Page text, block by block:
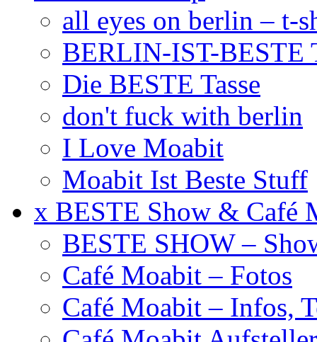
all eyes on berlin – t-
BERLIN-IST-BESTE
Die BESTE Tasse
don't fuck with berlin
I Love Moabit
Moabit Ist Beste Stuff
x BESTE Show & Café
BESTE SHOW –
Café Moabit – Fotos
Café Moabit – Infos,